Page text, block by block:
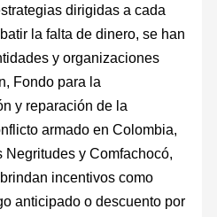
dirigidas a cada
la falta de dinero, se han
y organizaciones
Fondo para la
y reparación de la
armado en Colombia,
y Comfachocó,
incentivos como
anticipado o descuento por